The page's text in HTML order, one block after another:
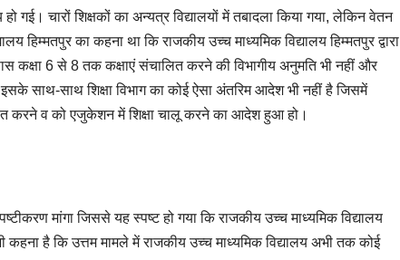
गई। चारों शिक्षकों का अन्यत्र विद्यालयों में तबादला किया गया, लेकिन वेतन
हिम्मतपुर का कहना था कि राजकीय उच्च माध्यमिक विद्यालय हिम्मतपुर द्वारा
कक्षा 6 से 8 तक कक्षाएं संचालित करने की विभागीय अनुमति भी नहीं और
साथ-साथ शिक्षा विभाग का कोई ऐसा अंतरिम आदेश भी नहीं है जिसमें
करने व को एजुकेशन में शिक्षा चालू करने का आदेश हुआ हो।
मांगा जिससे यह स्पष्ट हो गया कि राजकीय उच्च माध्यमिक विद्यालय
है कि उत्तम मामले में राजकीय उच्च माध्यमिक विद्यालय अभी तक कोई